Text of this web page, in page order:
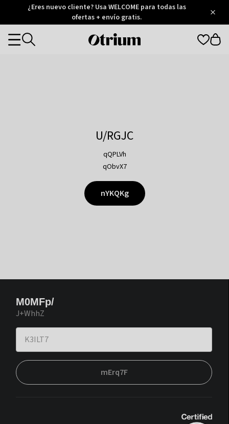
Otrium
Trustpilot
¿Eres nuevo cliente? Usa WELCOME para todas las
ofertas + envío gratis.
Otrium
Categories
U/RGJC
qQPLVh
qObvX7
nYKQKg
M0MFp/
J+WhhZ
mErq7F